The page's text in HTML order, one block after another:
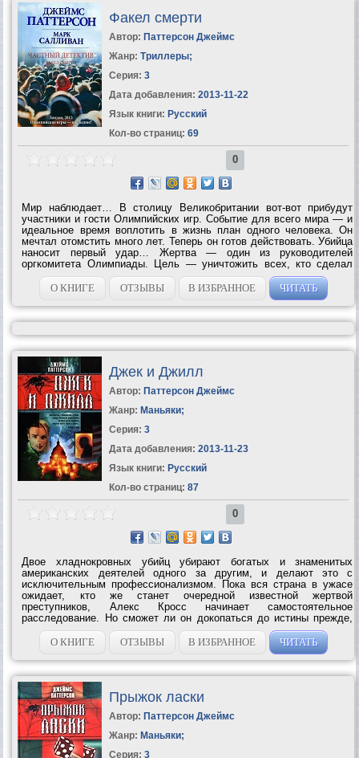
Факел смерти
Автор: Паттерсон Джеймс
Жанр: Триллеры;
Серия: 3
Дата добавления: 2013-11-22
Язык книги: Русский
Кол-во страниц: 69
0
Мир наблюдает… В столицу Великобритании вот-вот прибудут
участники и гости Олимпийских игр. Событие для всего мира — и
идеальное время воплотить в жизнь план одного человека. Он
мечтал отомстить много лет. Теперь он готов действовать. Убийца
наносит первый удар… Жертва — один из руководителей
оргкомитета Олимпиады. Цель — уничтожить всех, кто сделал
Игры средством наживы. Он готовится к новому преступлению… В
игру...О КНИГЕ ОТЗЫВЫ В ИЗБРАННОЕ ЧИТАТЬ
Джек и Джилл
Автор: Паттерсон Джеймс
Жанр: Маньяки;
Серия: 3
Дата добавления: 2013-11-23
Язык книги: Русский
Кол-во страниц: 87
0
Двое хладнокровных убийц убирают богатых и знаменитых
американских деятелей одного за другим, и делают это с
исключительным профессионализмом. Пока вся страна в ужасе
ожидает, кто же станет очередной известной жертвой
преступников, Алекс Кросс начинает самостоятельное
расследование. Но сможет ли он докопаться до истины прежде,
чем Джек и Джилл настигнут самую главную во всем Вашингтоне
жертву? На кону жизнь президента...
О КНИГЕ ОТЗЫВЫ В ИЗБРАННОЕ ЧИТАТЬ
Прыжок ласки
Автор: Паттерсон Джеймс
Жанр: Маньяки;
Серия: 3